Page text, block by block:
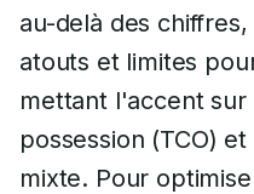
au-delà des
atouts et limites
mettant l'accent
possession (TCO)
mixte. Pour